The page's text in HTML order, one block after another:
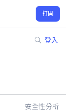
打開
登入
安全性分析